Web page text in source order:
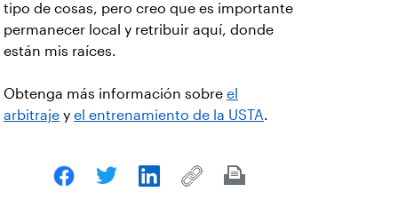
tipo de cosas, pero creo que es importante
permanecer local y retribuir aquí, donde
están mis raíces.
Obtenga más información sobre el
arbitraje y el entrenamiento de la USTA.